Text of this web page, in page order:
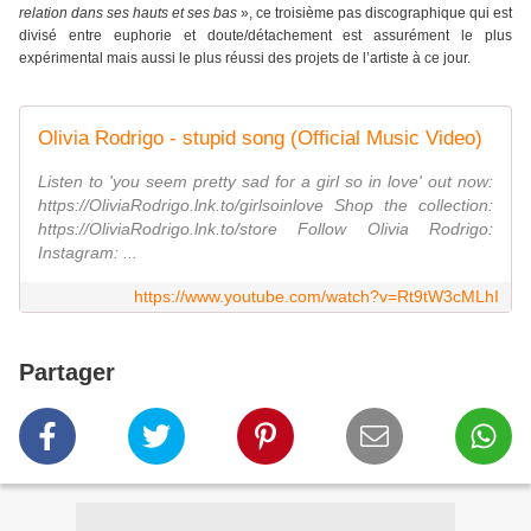
relation dans ses hauts et ses bas », ce troisième pas discographique qui est
divisé entre euphorie et doute/détachement est assurément le plus
expérimental mais aussi le plus réussi des projets de l’artiste à ce jour.
Olivia Rodrigo - stupid song (Official Music Video)
Listen to 'you seem pretty sad for a girl so in love' out now:
https://OliviaRodrigo.lnk.to/girlsoinlove Shop the collection:
https://OliviaRodrigo.lnk.to/store Follow Olivia Rodrigo:
Instagram: ...
https://www.youtube.com/watch?v=Rt9tW3cMLhI
Partager